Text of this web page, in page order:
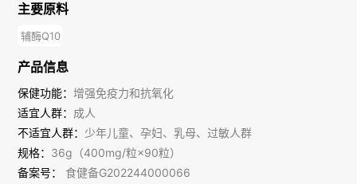
主要原料
辅酶Q10
产品信息
保健功能：增强免疫力和抗氧化
适宜人群： 成人
不适宜人群： 少年儿童、孕妇、乳母、过敏人群
规格： 36g（400mg/粒×90粒）
备案号：
食健备G202244000066